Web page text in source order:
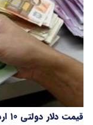
قیمت دلار دولتی ۱۰ اردیبهشت ۹۹/ نرخ ۴۷ ارز عمده اعلام شد